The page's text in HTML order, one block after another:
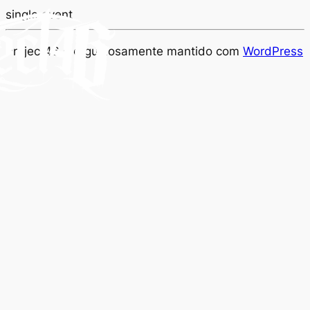
single event
Project46 é orgulhosamente mantido com WordPress